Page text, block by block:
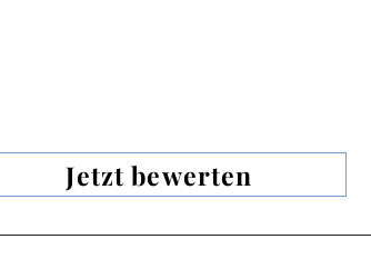
Jetzt bewerten